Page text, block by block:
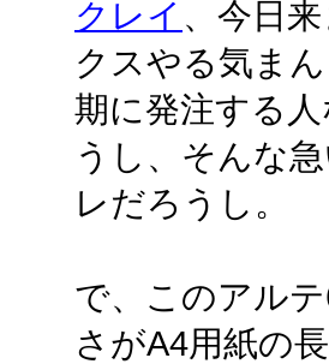
クレイ 、今日
クスやる気ま
期に発注する
うし、そんな
レだろうし。
で、このアル
さがA4用紙の